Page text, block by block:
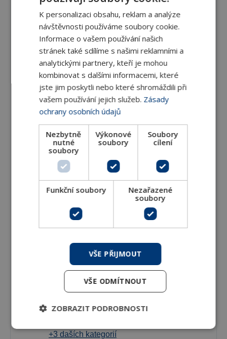
Designové produkty
Designové ventilové sady pro koupelny
Exkluzivní designové ventilové sady pro
koupelny
Designové termostatické ventily pro desková a
článková tělesa
Designové termostatické hlavice
Designové RTL ventily
Univerzální topné tyče pro koupelnová tělesa
Exkluzivní topné tyče pro koupelnová tělesa
Topné tyče pro horizontální instalaci - pro
článková otopná tělesa
Příslušenství pro designová otopná tělesa a
topné tyče
Náhradní díly pro designové ventily
+3 daších kategorií
K personalizaci obsahu, reklam a analýze
návštěvnosti používáme soubory cookie.
Informace o vašem používání našich
stránek také sdílíme s našimi reklamními a
analytickými partnery, kteří je mohou
kombinovat s dalšími informacemi, které
jste jim poskytli nebo které shromáždili při
vašem používání jejich služeb. Zásady
ochrany osobních údajů
Nezbytně
nutné
soubory
Výkonové
soubory
Soubory
cílení
Funkční soubory
Nezařazené
soubory
VŠE PŘIJMOUT
VŠE ODMÍTNOUT
ZOBRAZIT PODROBNOSTI